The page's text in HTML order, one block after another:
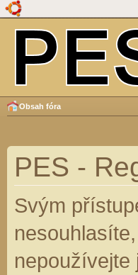
Obsah fóra
PES -
Svým
nepoužívejte